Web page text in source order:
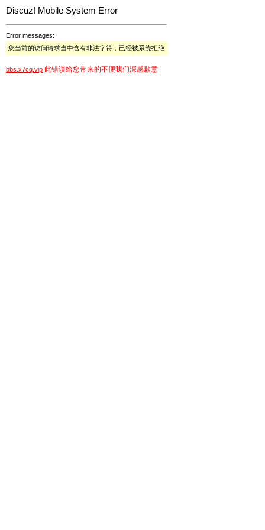
Discuz! Mobile System Error
Error messages:
您当前的访问请求当中含有非法字符，已经被系统拒绝
bbs.x7cq.vip 此错误给您带来的不便我们深感歉意